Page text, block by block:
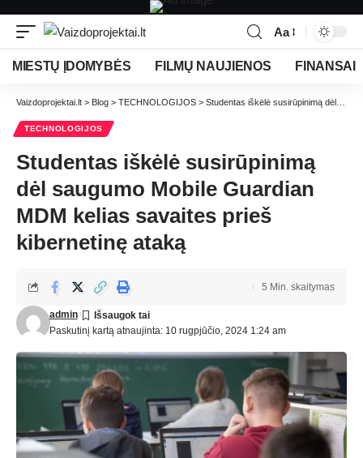
Aa
MIESTŲ ĮDOMYBĖS FILMŲ NAUJIENOS FINANSAI
Vaizdoprojektai.lt > Blog > TECHNOLOGIJOS > Studentas iškėlė susirūpinimą dėl saugumo Mobile Guardian MDM kelias savaites prieš kibernetinę ataką
TECHNOLOGIJOS
Studentas iškėlė susirūpinimą
dėl saugumo Mobile Guardian
MDM kelias savaites prieš
kibernetinę ataką
Paskutinį kartą atnaujinta: 10 rugpjūčio, 2024 1:24 am
admin
5 Min. skaitymas